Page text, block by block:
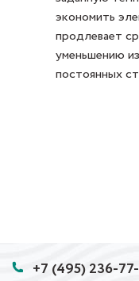
экономить
продлевает
уменьшению
постоянных
+7 (495) 236-